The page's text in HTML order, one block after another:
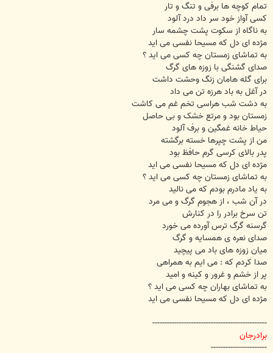
تمام کوچه ها برفی و تنگ و تار
کسی آواز خود سر داد درد آلود
به ناگاه از سکوت پشت چشمه سار
مژده ای دل که مسیحا نفسی می اید
به تماشای زمستان چه کسی می اید ؟
صدای گشنگی با زوزه های گرگ
برای گله هامان زنگ وحشت داشت
در آغل به باد هرزه تن می داد
به دشت شب هراسی تخم غم می کاشت
زمستان بود و مرتع خشک و بی حاصل
حیاط خانه غمگین و برف آلود
من از پشت چپرها خسته برگشته
پدر بالای کرسی گرم حافظ بود
مژده ای دل که مسیحا نفسی می اید
به تماشای زمستان چه کسی می اید ؟
به یاد مادرم بودم که می نالید
در آن شب ، از هجوم گرگ و می مرد
تن سرخ برادر را در کنارش
گرسنه گرگ ترس آورده می خورد
صدای نعره ی همسایه و گرگ
میان زوزه های باد می پیچید
صدا کردم که : می ایم به همراهی
پر از خشم و غرور و کینه و امید
به تماشای بهاران چه کسی می اید ؟
مژده ای دل که مسیحا نفسی می اید
-----------------------------------------------
برادرجان
-----------------------